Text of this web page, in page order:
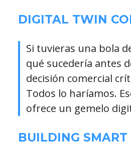
DIGITAL TWIN
Si tuvieras una bola
qué sucedería antes
decisión comercial
Todos lo haríamos.
ofrece un gemelo
BUILDING SMART